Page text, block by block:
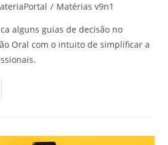
/ Matérias v9n1
alguns guias de decisão no
Oral com o intuito de simplificar a